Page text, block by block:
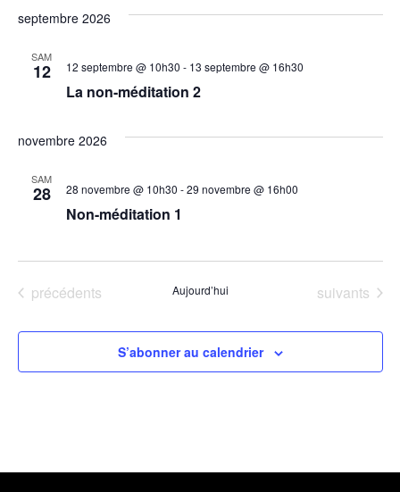
septembre 2026
SAM
12
La non-méditation 2
12 septembre @ 10h30 - 13 septembre @ 16h30
novembre 2026
SAM
28
Non-méditation 1
28 novembre @ 10h30 -29 novembre @ 16h00
Évènements
précédents Aujourd’hui Évènements
suivants
S’abonner au calendrier